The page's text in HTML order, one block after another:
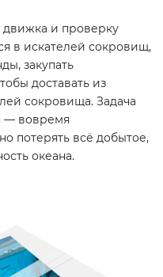
движка и проверку
в искателей сокровищ,
закупать
доставать из
сокровища. Задача
— вовремя
потерять всё добытое,
океана.